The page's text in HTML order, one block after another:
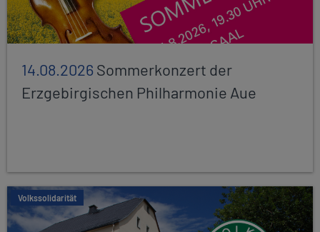
14.08.2026Sommerkonzert der
Erzgebirgischen Philharmonie Aue
Volkssolidarität